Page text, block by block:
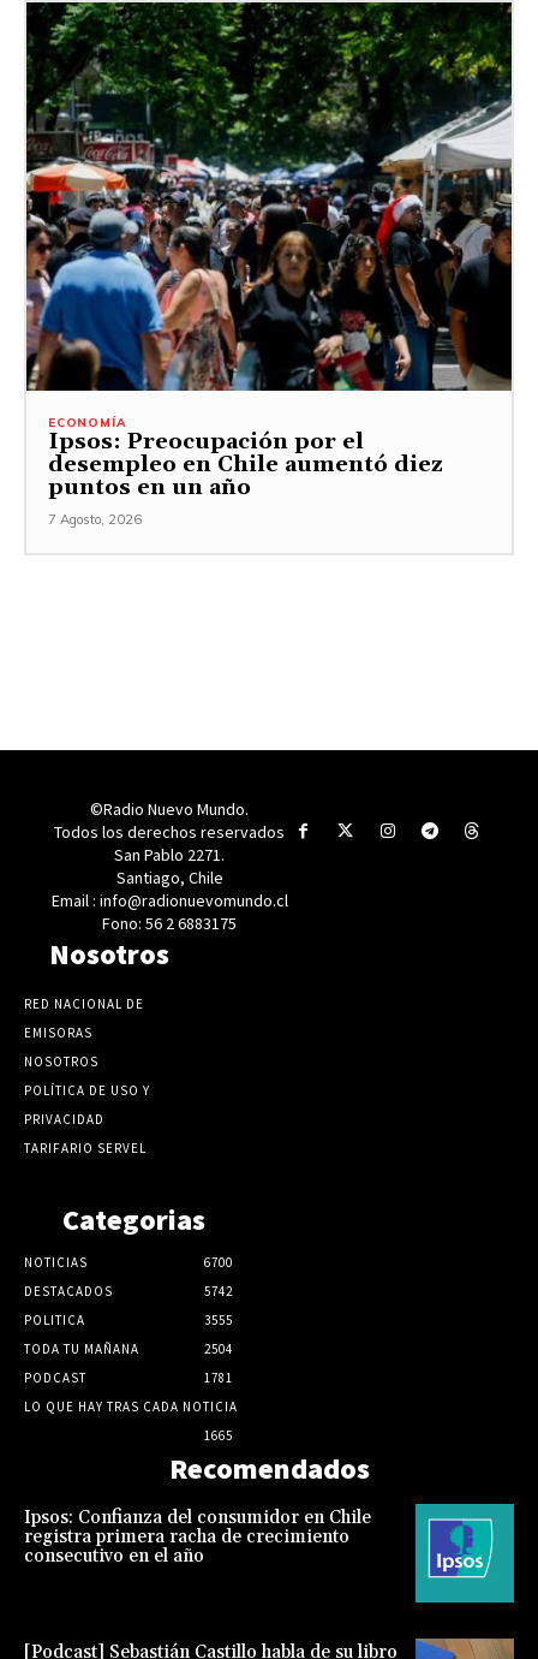
ECONOMÍA
Ipsos: Preocupación por el
desempleo en Chile aumentó diez
puntos en un año
7 Agosto, 2026
©Radio Nuevo Mundo.
Todos los derechos reservados
San Pablo 2271.
Santiago, Chile
Email : info@radionuevomundo.cl
Fono: 56 2 6883175
Nosotros
RED NACIONAL DE
EMISORAS
NOSOTROS
POLÍTICA DE USO Y
PRIVACIDAD
TARIFARIO SERVEL
Categorias
NOTICIAS
6700
DESTACADOS
5742
POLITICA
3555
TODA TU MAÑANA
2504
PODCAST
1781
LO QUE HAY TRAS CADA NOTICIA
1665
Recomendados
Ipsos: Confianza del consumidor en Chile
registra primera racha de crecimiento
consecutivo en el año
[Podcast] Sebastián Castillo habla de su libro